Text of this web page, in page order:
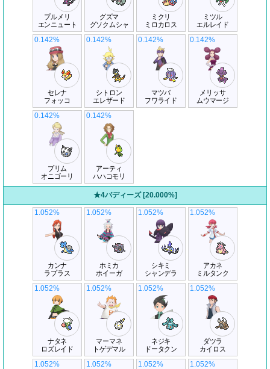
プルメリ
エンニュート
グズマ
グソクムシャ
ミクリ
ミロカロス
ミツル
エルレイド
セレナ
フォッコ
0.142%
シトロン
エレザード
0.142%
マツバ
フワライド
0.142%
メリッサ
ムウマージ
0.142%
プリム
オニゴーリ
0.142%
アーティ
ハハコモリ
0.142%
★4バディーズ [20.000%]
カンナ
ラプラス
1.052%
ホミカ
ホイーガ
1.052%
シキミ
シャンデラ
1.052%
アカネ
ミルタンク
1.052%
ナタネ
ロズレイド
1.052%
マーマネ
トゲデマル
1.052%
ネジキ
ドータクン
1.052%
ダツラ
カイロス
1.052%
1.052% 1.052% 1.052% 1.052%